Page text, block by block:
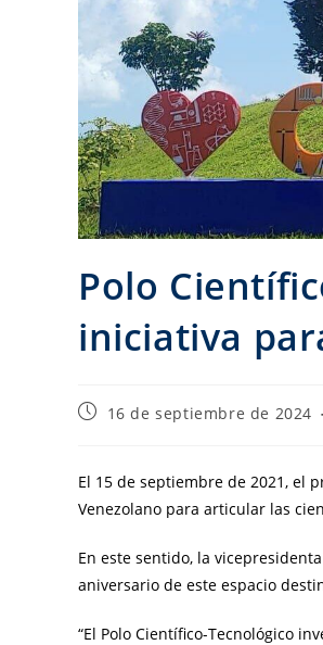
Polo
iniciativa
16 de septiembre de 2024
El 15 de septiembre de 2021, el
Venezolano para articular las
En este sentido, la
aniversario de este espacio
“El Polo Científico-Tecnológico